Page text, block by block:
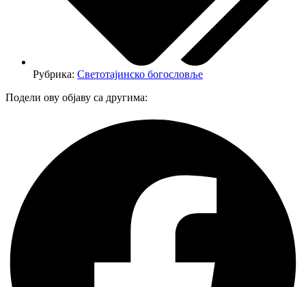
Рубрика: Светотајинско богословље
Подели ову објаву са другима: